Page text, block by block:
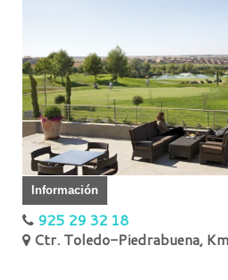
Información
925 29 32 18
Ctr. Toledo-Piedrabuena,